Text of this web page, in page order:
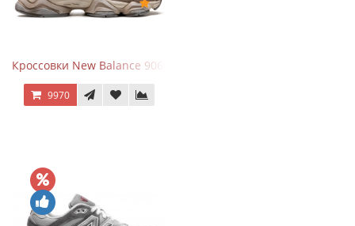
Кроссовки New Balance 9060 Mushroom
9970